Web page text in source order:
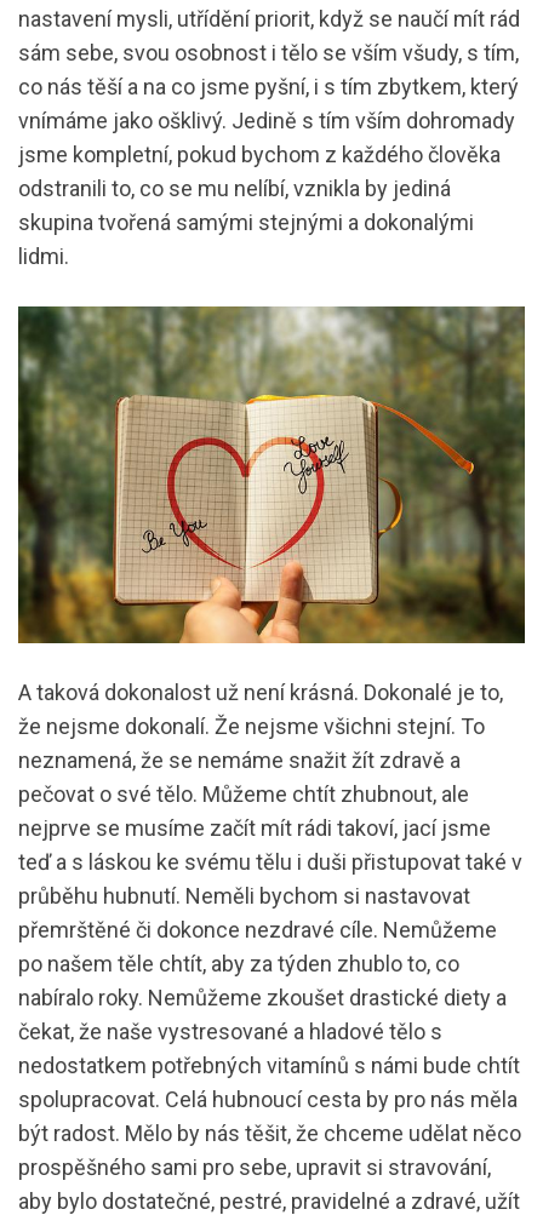
nastavení mysli, utřídění priorit, když se naučí mít rád
sám sebe, svou osobnost i tělo se vším všudy, s tím,
co nás těší a na co jsme pyšní, i s tím zbytkem, který
vnímáme jako ošklivý. Jedině s tím vším dohromady
jsme kompletní, pokud bychom z každého člověka
odstranili to, co se mu nelíbí, vznikla by jediná
skupina tvořená samými stejnými a dokonalými
lidmi.
A taková dokonalost už není krásná. Dokonalé je to,
že nejsme dokonalí. Že nejsme všichni stejní. To
neznamená, že se nemáme snažit žít zdravě a
pečovat o své tělo. Můžeme chtít zhubnout, ale
nejprve se musíme začít mít rádi takoví, jací jsme
teď a s láskou ke svému tělu i duši přistupovat také v
průběhu hubnutí. Neměli bychom si nastavovat
přemrštěné či dokonce nezdravé cíle. Nemůžeme
po našem těle chtít, aby za týden zhublo to, co
nabíralo roky. Nemůžeme zkoušet drastické diety a
čekat, že naše vystresované a hladové tělo s
nedostatkem potřebných vitamínů s námi bude chtít
spolupracovat. Celá hubnoucí cesta by pro nás měla
být radost. Mělo by nás těšit, že chceme udělat něco
prospěšného sami pro sebe, upravit si stravování,
aby bylo dostatečné, pestré, pravidelné a zdravé, užít